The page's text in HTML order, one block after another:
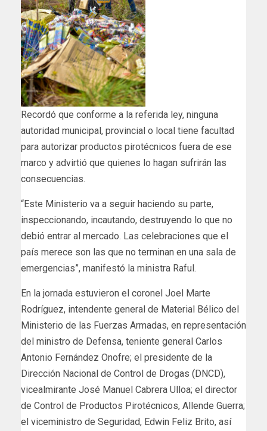
Recordó que conforme a la referida ley, ninguna
autoridad municipal, provincial o local tiene facultad
para autorizar productos pirotécnicos fuera de ese
marco y advirtió que quienes lo hagan sufrirán las
consecuencias.
“Este Ministerio va a seguir haciendo su parte,
inspeccionando, incautando, destruyendo lo que no
debió entrar al mercado. Las celebraciones que el
país merece son las que no terminan en una sala de
emergencias”, manifestó la ministra Raful.
En la jornada estuvieron el coronel Joel Marte
Rodríguez, intendente general de Material Bélico del
Ministerio de las Fuerzas Armadas, en representación
del ministro de Defensa, teniente general Carlos
Antonio Fernández Onofre; el presidente de la
Dirección Nacional de Control de Drogas (DNCD),
vicealmirante José Manuel Cabrera Ulloa; el director
de Control de Productos Pirotécnicos, Allende Guerra;
el viceministro de Seguridad, Edwin Feliz Brito, así